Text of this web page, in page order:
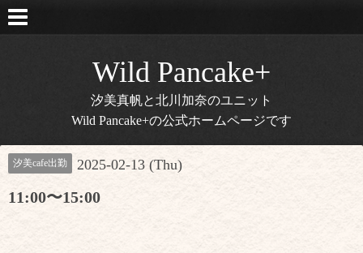
Wild Pancake+
汐美真帆と北川加奈のユニット
Wild Pancake+の公式ホームページです
汐美cafe出勤 2025-02-13 (Thu)
11:00〜15:00